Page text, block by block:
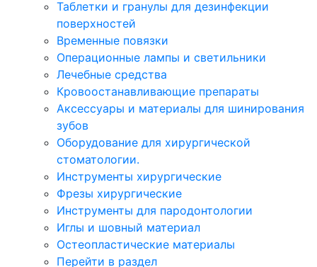
Таблетки и гранулы для дезинфекции
поверхностей
Временные повязки
Операционные лампы и светильники
Лечебные средства
Кровоостанавливающие препараты
Аксессуары и материалы для шинирования
зубов
Оборудование для хирургической
стоматологии.
Инструменты хирургические
Фрезы хирургические
Инструменты для пародонтологии
Иглы и шовный материал
Остеопластические материалы
Перейти в раздел